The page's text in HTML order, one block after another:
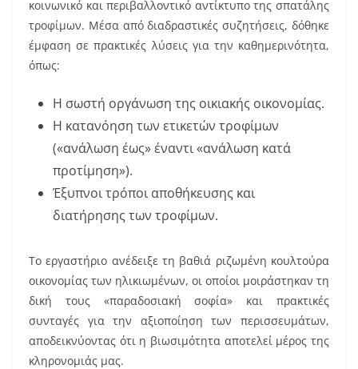
k
κοινωνικό και περιβαλλοντικό αντίκτυπο της σπατάλης
τροφίμων. Μέσα από διαδραστικές συζητήσεις, δόθηκε
έμφαση σε πρακτικές λύσεις για την καθημερινότητα,
όπως:
Η σωστή οργάνωση της οικιακής οικονομίας.
Η κατανόηση των ετικετών τροφίμων
(«ανάλωση έως» έναντι «ανάλωση κατά
προτίμηση»).
Έξυπνοι τρόποι αποθήκευσης και
διατήρησης των τροφίμων.
Το εργαστήριο ανέδειξε τη βαθιά ριζωμένη κουλτούρα
οικονομίας των ηλικιωμένων, οι οποίοι μοιράστηκαν τη
δική τους «παραδοσιακή σοφία» και πρακτικές
συνταγές για την αξιοποίηση των περισσευμάτων,
αποδεικνύοντας ότι η βιωσιμότητα αποτελεί μέρος της
κληρονομιάς μας.